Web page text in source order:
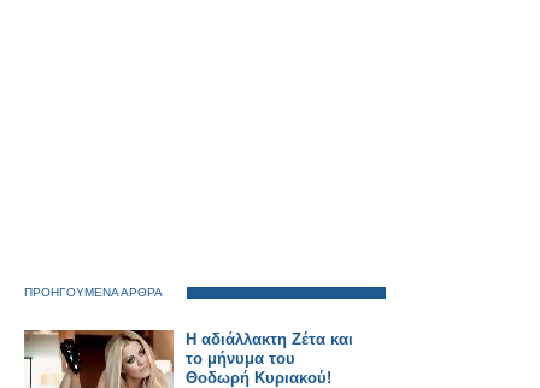
ΠΡΟΗΓΟΥΜΕΝΑ ΑΡΘΡΑ
Η αδιάλλακτη Ζέτα και
το μήνυμα του
Θοδωρή Κυριακού!